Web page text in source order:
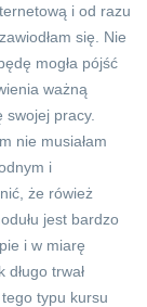
i od razu
się. Nie
mogła pójść
ważną
swojej pracy.
nie musiałam
i
że rówież
jest bardzo
i w miarę
trwał
typu kursu